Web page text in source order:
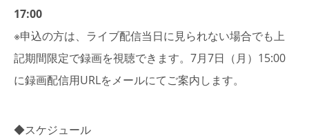
17:00
※申込の方は、ライブ配信当日に見られない場合でも上
記期間限定で録画を視聴できます。7月7日（月）15:00
に録画配信用URLをメールにてご案内します。
◆スケジュール